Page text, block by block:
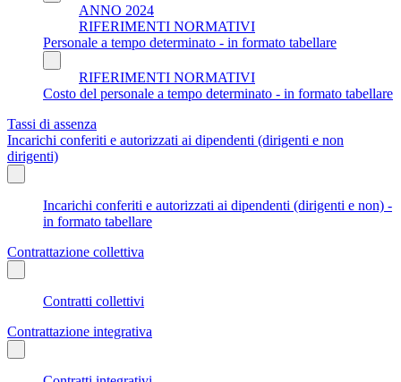
ANNO 2024
RIFERIMENTI NORMATIVI
Personale a tempo determinato - in formato tabellare
RIFERIMENTI NORMATIVI
Costo del personale a tempo determinato - in formato tabellare
Tassi di assenza
Incarichi conferiti e autorizzati ai dipendenti (dirigenti e non
dirigenti)
Incarichi conferiti e autorizzati ai dipendenti (dirigenti e non) -
in formato tabellare
Contrattazione collettiva
Contratti collettivi
Contrattazione integrativa